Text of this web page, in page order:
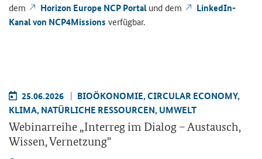
dem
Ho­ri­zon Eu­ro­pe NCP Por­talund dem
LinkedIn-​
Kanal von NCP4Missions ver­füg­bar.
25.06.2026
BIO­ÖKO­NO­MIE, CIR­CU­LAR ECO­NO­MY,
KLIMA, NA­TÜR­LI­CHE RES­SOUR­CEN, UM­WELT
We­bi­nar­rei­he „Interregim Dia­log – Aus­tausch,
Wis­sen, Ver­net­zung"